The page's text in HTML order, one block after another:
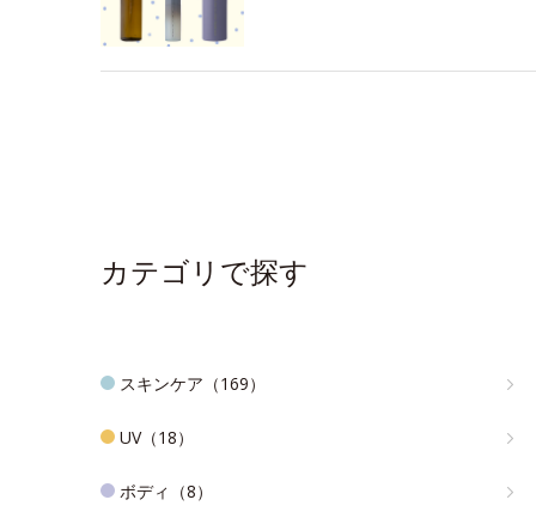
カテゴリで探す
スキンケア（169）
UV（18）
ボディ（8）